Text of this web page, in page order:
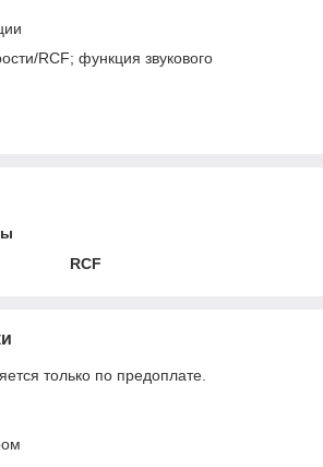
RCF; функция звукового
RCF
только по предоплате.